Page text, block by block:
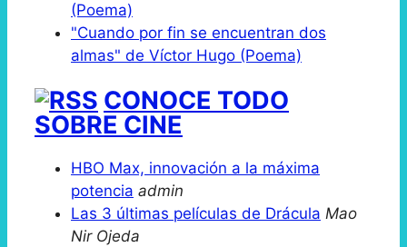
(Poema)
"Cuando por fin se encuentran dos
almas" de Víctor Hugo (Poema)
CONOCE TODO
SOBRE CINE
HBO Max, innovación a la máxima
potencia admin
Las 3 últimas películas de Drácula Mao
Nir Ojeda